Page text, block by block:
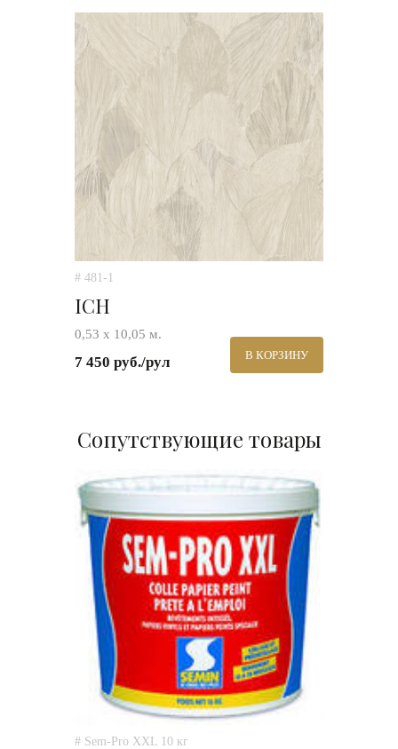
# 481-1
ICH
0,53 х 10,05 м.
7 450 руб./рул В КОРЗИНУ
Сопутствующие товары
# Sem-Pro XXL 10 кг